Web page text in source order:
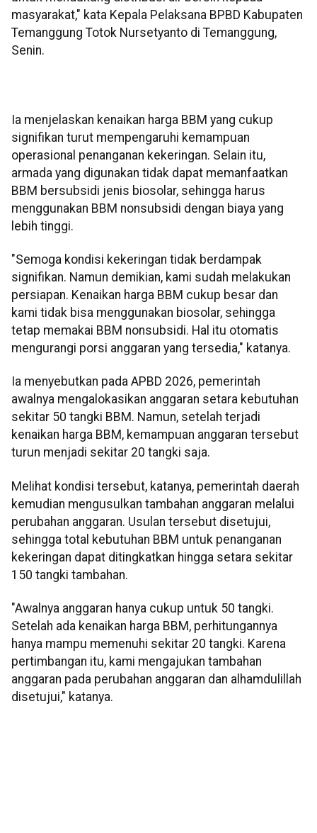
masyarakat," kata Kepala Pelaksana BPBD Kabupaten
Temanggung Totok Nursetyanto di Temanggung,
Senin.
Ia menjelaskan kenaikan harga BBM yang cukup
signifikan turut mempengaruhi kemampuan
operasional penanganan kekeringan. Selain itu,
armada yang digunakan tidak dapat memanfaatkan
BBM bersubsidi jenis biosolar, sehingga harus
menggunakan BBM nonsubsidi dengan biaya yang
lebih tinggi.
"Semoga kondisi kekeringan tidak berdampak
signifikan. Namun demikian, kami sudah melakukan
persiapan. Kenaikan harga BBM cukup besar dan
kami tidak bisa menggunakan biosolar, sehingga
tetap memakai BBM nonsubsidi. Hal itu otomatis
mengurangi porsi anggaran yang tersedia," katanya.
Ia menyebutkan pada APBD 2026, pemerintah
awalnya mengalokasikan anggaran setara kebutuhan
sekitar 50 tangki BBM. Namun, setelah terjadi
kenaikan harga BBM, kemampuan anggaran tersebut
turun menjadi sekitar 20 tangki saja.
Melihat kondisi tersebut, katanya, pemerintah daerah
kemudian mengusulkan tambahan anggaran melalui
perubahan anggaran. Usulan tersebut disetujui,
sehingga total kebutuhan BBM untuk penanganan
kekeringan dapat ditingkatkan hingga setara sekitar
150 tangki tambahan.
"Awalnya anggaran hanya cukup untuk 50 tangki.
Setelah ada kenaikan harga BBM, perhitungannya
hanya mampu memenuhi sekitar 20 tangki. Karena
pertimbangan itu, kami mengajukan tambahan
anggaran pada perubahan anggaran dan alhamdulillah
disetujui," katanya.